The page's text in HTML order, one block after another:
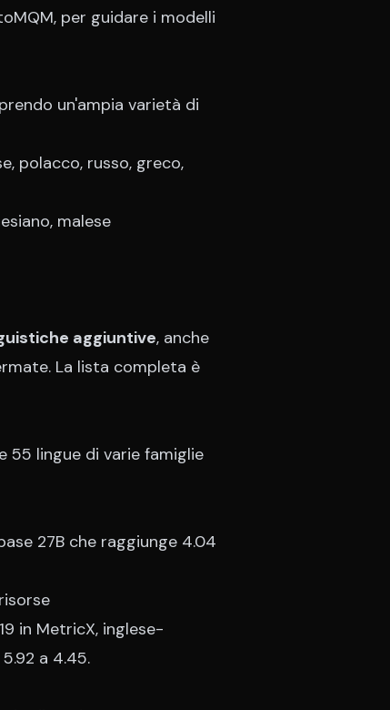
per guidare i modelli
un'ampia varietà di
polacco, russo, greco,
malese
aggiuntive, anche
La lista completa è
55 lingue di varie famiglie
27B che raggiunge 4.04
in MetricX, inglese-
a 4.45.